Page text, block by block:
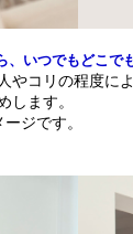
、いつでもどこで
やコリの程度に
します。
ジです。